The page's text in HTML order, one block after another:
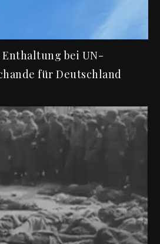
Enthaltung bei UN-
für Deutschland